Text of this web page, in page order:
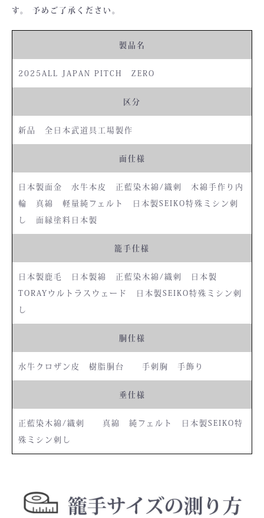
す。 予めご了承ください。
製品名
2025ALL JAPAN PITCH ZERO
区分
新品 全日本武道具工場製作
面仕様
日本製面金 水牛本皮 正藍染木綿/織刺 木綿手作り内
輪 真綿 軽量純フェルト 日本製SEIKO特殊ミシン刺
し 面縁塗料日本製
籠手仕様
日本製鹿毛 日本製綿 正藍染木綿/織刺 日本製
TORAYウルトラスウェード 日本製SEIKO特殊ミシン刺
し
胴仕様
水牛クロザン皮 樹脂胴台 手刺胸 手飾り
垂仕様
正藍染木綿/織刺 真綿 純フェルト 日本製SEIKO特
殊ミシン刺し